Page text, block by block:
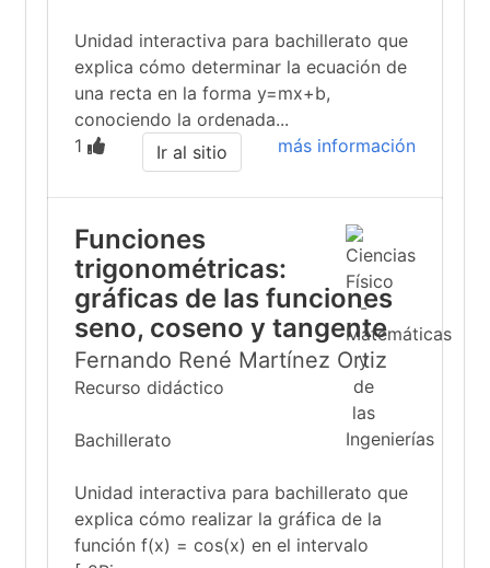
Unidad interactiva para bachillerato que
explica cómo determinar la ecuación de
una recta en la forma y=mx+b,
conociendo la ordenada...
1
más información
Ir al sitio
Funciones
trigonométricas:
gráficas de las funciones
seno, coseno y tangente
Fernando René Martínez Ortiz
Recurso didáctico
Bachillerato
Unidad interactiva para bachillerato que
explica cómo realizar la gráfica de la
función f(x) = cos(x) en el intervalo